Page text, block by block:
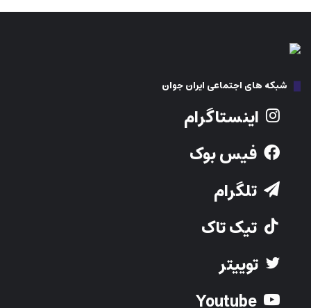
شبکه های اجتماعی ایران جوان
اینستاگرام
فیس بوک
تلگرام
تیک تاک
توییتر